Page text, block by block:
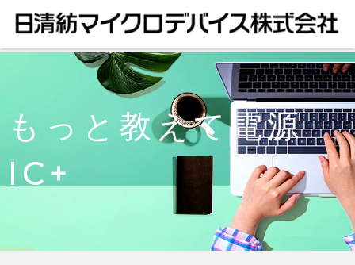
もっと教えて電源
IC+